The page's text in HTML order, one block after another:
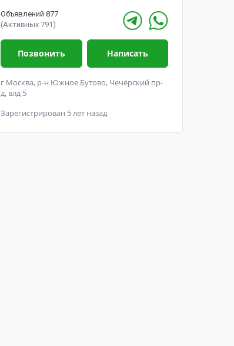
Объявлений 877
(Активных 791)
Позвонить Написать
г Москва, р-н Южное Бутово, Чечёрский пр-
д, влд 5
Зарегистрирован 5 лет назад